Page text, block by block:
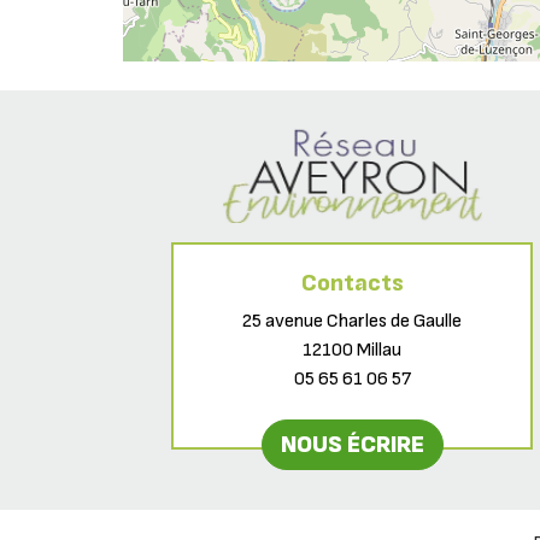
Contacts
25 avenue Charles de Gaulle
12100 Millau
05 65 61 06 57
NOUS ÉCRIRE